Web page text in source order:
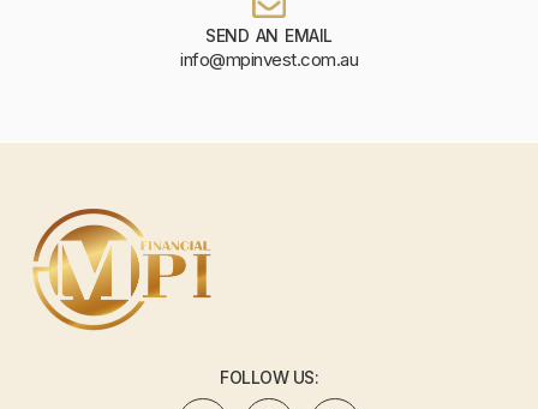
SEND AN EMAIL
info@mpinvest.com.au
FOLLOW US: